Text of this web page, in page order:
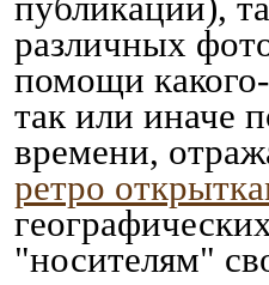
различных
помощи
так или иначе
времени,
ретро
"носителям"